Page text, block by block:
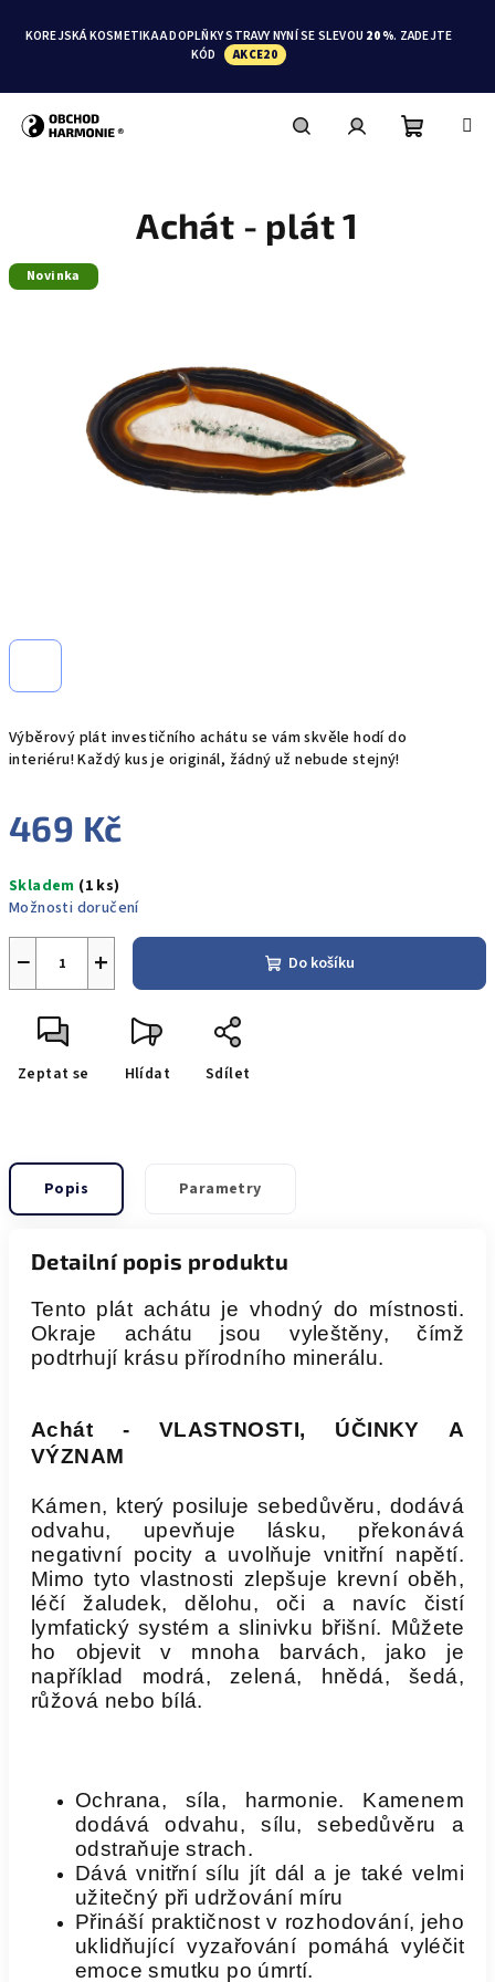
KOREJSKÁ KOSMETIKA A DOPLŇKY STRAVY NYNÍ SE SLEVOU 20 %. ZADEJTE
KÓD
AKCE20
Výběrový plát investičního achátu se vám skvěle hodí do
interiéru!Každý kus je originál, žádný už nebude stejný!
469 Kč
cena:
Skladem (1 ks)
Možnosti doručení
+
− Do košíku
Zeptat se Hlídat Sdílet
Achát - plát 1
Novinka
Popis Parametry
Detailní popis produktu
Tento plát achátu je vhodný do místnosti.
Okraje achátu jsou vyleštěny, čímž
podtrhují krásu přírodního minerálu.
Achát - VLASTNOSTI, ÚČINKY A
VÝZNAM
Kámen, který posiluje sebedůvěru, dodává
odvahu, upevňuje lásku, překonává
negativní pocity a uvolňuje vnitřní napětí.
Mimo tyto vlastnosti zlepšuje krevní oběh,
léčí žaludek, dělohu, oči a navíc čistí
lymfatický systém a slinivku břišní. Můžete
ho objevit v mnoha barvách, jako je
například modrá, zelená, hnědá, šedá,
růžová nebo bílá.
Ochrana, síla, harmonie. Kamenem
dodává odvahu, sílu, sebedůvěru a
odstraňuje strach.
Dává vnitřní sílu jít dál a je také velmi
užitečný při udržování míru
Přináší praktičnost v rozhodování, jeho
uklidňující vyzařování pomáhá vyléčit
emoce smutku po úmrtí.